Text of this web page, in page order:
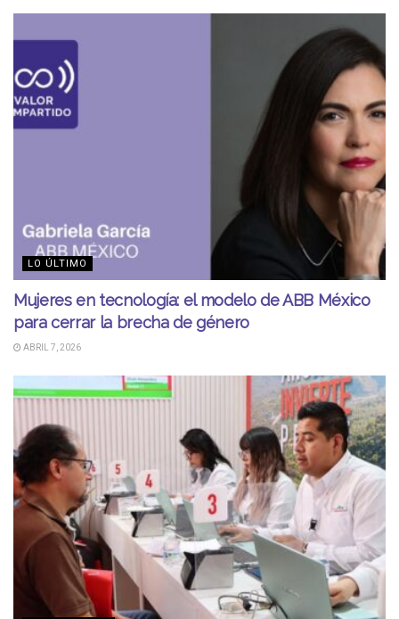
LO ÚLTIMO
Mujeres en tecnología: el modelo de ABB México
para cerrar la brecha de género
ABRIL 7, 2026